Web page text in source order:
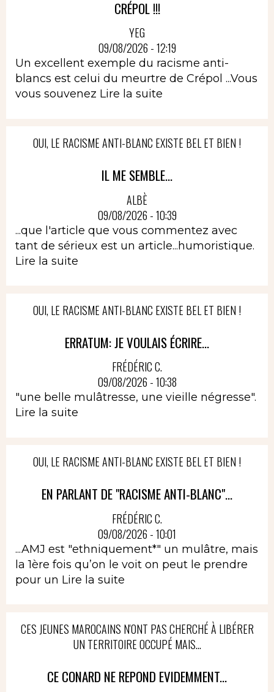
CRÉPOL !!!
YEG
09/08/2026 - 12:19
Un excellent exemple du racisme anti-
blancs est celui du meurtre de Crépol ...Vous
vous souvenez Lire la suite
OUI, LE RACISME ANTI-BLANC EXISTE BEL ET BIEN !
IL ME SEMBLE...
ALBÈ
09/08/2026 - 10:39
...que l'article que vous commentez avec
tant de sérieux est un article...humoristique.
Lire la suite
OUI, LE RACISME ANTI-BLANC EXISTE BEL ET BIEN !
ERRATUM: JE VOULAIS ÉCRIRE...
FRÉDÉRIC C.
09/08/2026 - 10:38
"une belle mulâtresse, une vieille négresse".
Lire la suite
OUI, LE RACISME ANTI-BLANC EXISTE BEL ET BIEN !
EN PARLANT DE "RACISME ANTI-BLANC"...
FRÉDÉRIC C.
09/08/2026 - 10:01
...AMJ est "ethniquement*" un mulâtre, mais
la 1ère fois qu’on le voit on peut le prendre
pour un Lire la suite
CES JEUNES MAROCAINS N'ONT PAS CHERCHÉ À LIBÉRER
UN TERRITOIRE OCCUPÉ MAIS...
CE CONARD NE REPOND EVIDEMMENT...